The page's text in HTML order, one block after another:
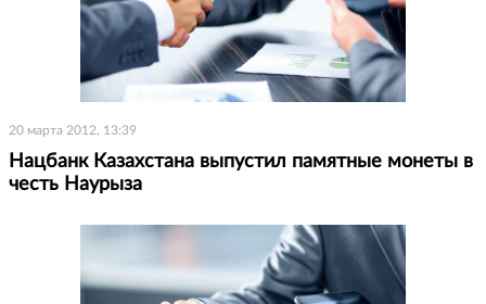
20 марта 2012, 13:39
Нацбанк Казахстана выпустил памятные монеты в
честь Наурыза